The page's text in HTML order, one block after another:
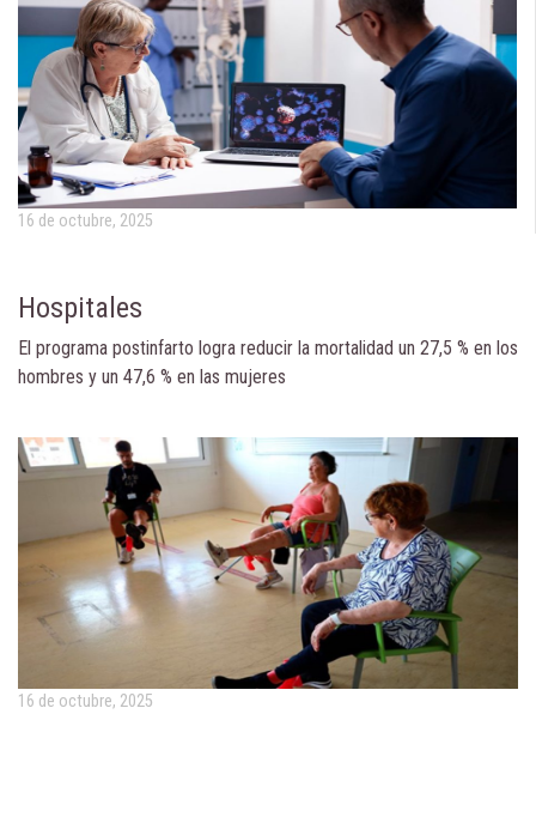
16 de octubre, 2025
Hospitales
El programa postinfarto logra reducir la mortalidad un 27,5 % en los
hombres y un 47,6 % en las mujeres
16 de octubre, 2025